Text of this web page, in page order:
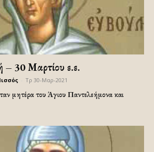
– 30 Μαρτίου ε.ε.
Τρ 30-Μαρ-2021
μητέρα του Άγιου Παντελεήμονα και